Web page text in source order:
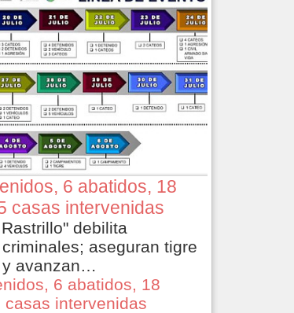
6 abatidos, 18
casas intervenidas
debilita
aseguran tigre
avanzan…
6 abatidos, 18
casas intervenidas